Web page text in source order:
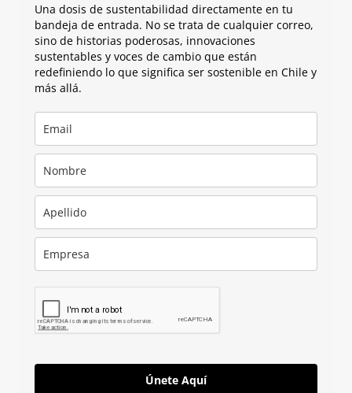
Una dosis de sustentabilidad directamente en tu
bandeja de entrada. No se trata de cualquier correo,
sino de historias poderosas, innovaciones
sustentables y voces de cambio que están
redefiniendo lo que significa ser sostenible en Chile y
más allá.
Únete Aquí